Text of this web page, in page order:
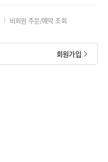
비회원 주문/예약 조회
회원가입